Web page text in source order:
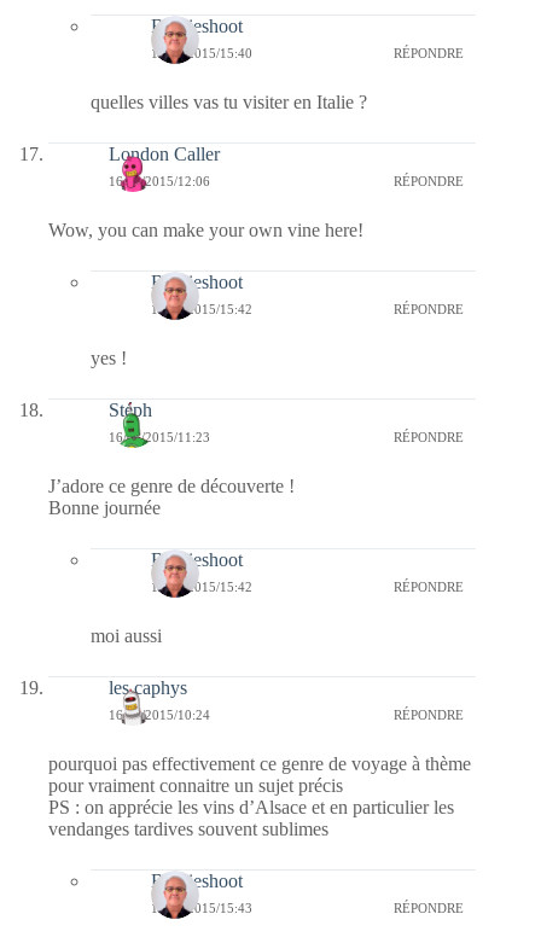
Bernieshoot
17/03/2015/15:40 RÉPONDRE
quelles villes vas tu visiter en Italie ?
London Caller
16/03/2015/12:06 RÉPONDRE
Wow, you can make your own vine here!
Bernieshoot
17/03/2015/15:42 RÉPONDRE
yes !
Stéph
16/03/2015/11:23 RÉPONDRE
J’adore ce genre de découverte !
Bonne journée
Bernieshoot
17/03/2015/15:42 RÉPONDRE
moi aussi
les caphys
16/03/2015/10:24 RÉPONDRE
pourquoi pas effectivement ce genre de voyage à thème
pour vraiment connaitre un sujet précis
PS : on apprécie les vins d’Alsace et en particulier les
vendanges tardives souvent sublimes
Bernieshoot
17/03/2015/15:43 RÉPONDRE